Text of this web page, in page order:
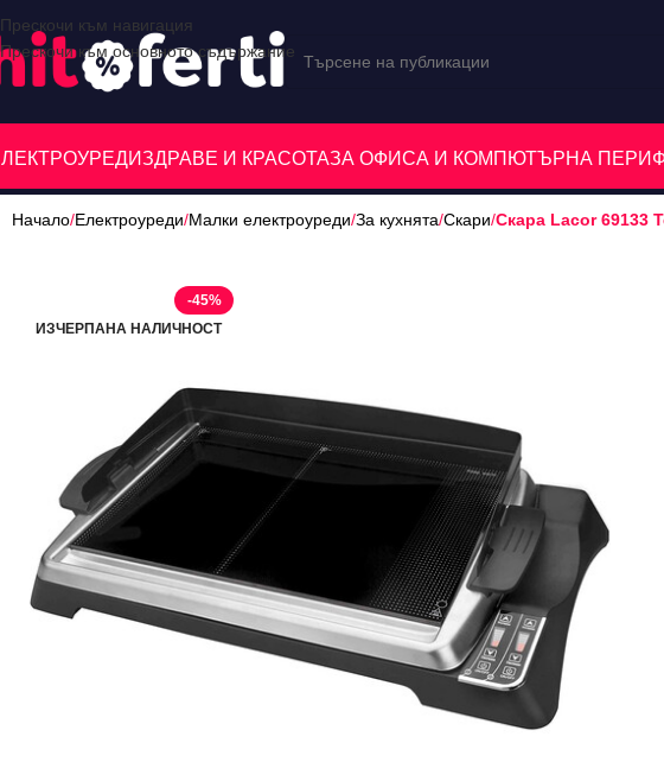
Прескочи към навигация
Прескочи към основното съдържание
ЗДРАВЕ И КРАСОТАЗА ОФИСА И КОМПЮТЪРНА
Начало/Електроуреди/Малки електроуреди/За кухнята/Скари/Скара Lacor 69133
-45%
ИЗЧЕРПАНА НАЛИЧНОСТ